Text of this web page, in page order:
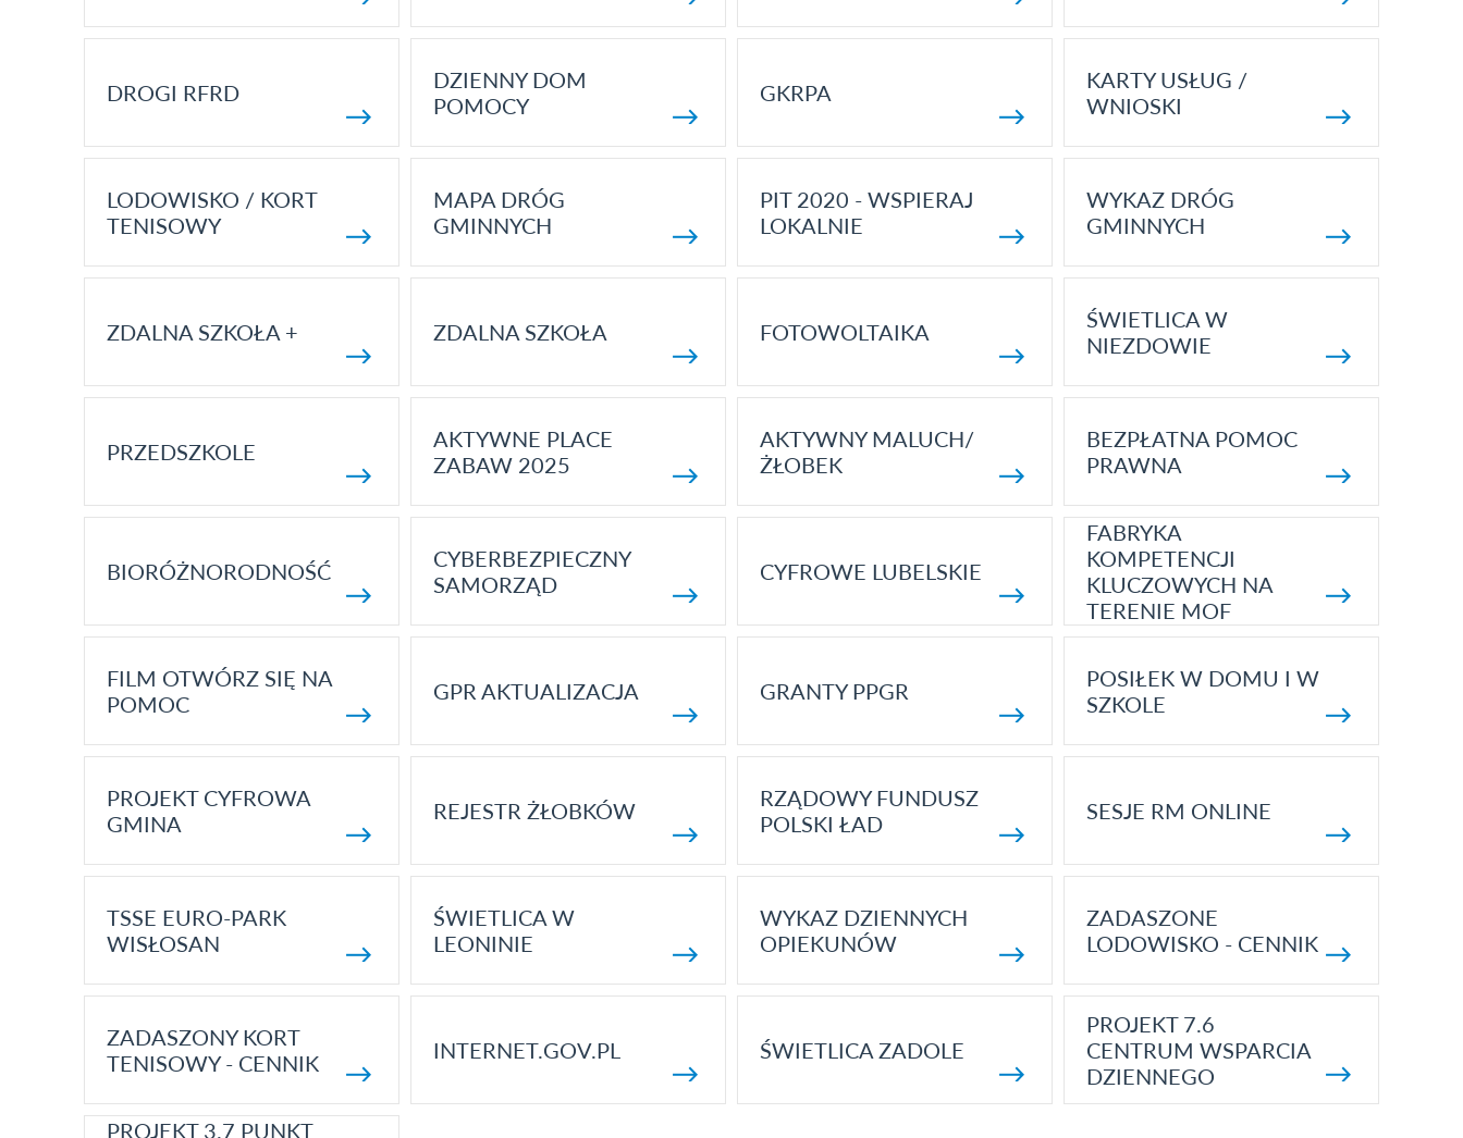
DROGI RFRD
DZIENNY DOM
POMOCY
GKRPA
KARTY USŁUG /
WNIOSKI
LODOWISKO / KORT
TENISOWY
MAPA DRÓG
GMINNYCH
PIT 2020 - WSPIERAJ
LOKALNIE
WYKAZ DRÓG
GMINNYCH
ZDALNA SZKOŁA + ZDALNA SZKOŁA FOTOWOLTAIKA
ŚWIETLICA W
NIEZDOWIE
PRZEDSZKOLE
AKTYWNE PLACE
ZABAW 2025
AKTYWNY MALUCH/
ŻŁOBEK
BEZPŁATNA POMOC
PRAWNA
BIORÓŻNORODNOŚĆ
CYBERBEZPIECZNY
SAMORZĄD
CYFROWE LUBELSKIE
FABRYKA
KOMPETENCJI
KLUCZOWYCH NA
TERENIE MOF
FILM OTWÓRZ SIĘ NA
POMOC
GPR AKTUALIZACJA GRANTY PPGR
POSIŁEK W DOMU I W
SZKOLE
PROJEKT CYFROWA
GMINA
REJESTR ŻŁOBKÓW
RZĄDOWY FUNDUSZ
POLSKI ŁAD
SESJE RM ONLINE
TSSE EURO-PARK
WISŁOSAN
ŚWIETLICA W
LEONINIE
WYKAZ DZIENNYCH
OPIEKUNÓW
ZADASZONE
LODOWISKO - CENNIK
ZADASZONY KORT
TENISOWY - CENNIK
INTERNET.GOV.PL ŚWIETLICA ZADOLE
PROJEKT 7.6
CENTRUM WSPARCIA
DZIENNEGO
PROJEKT 3.7 PUNKT